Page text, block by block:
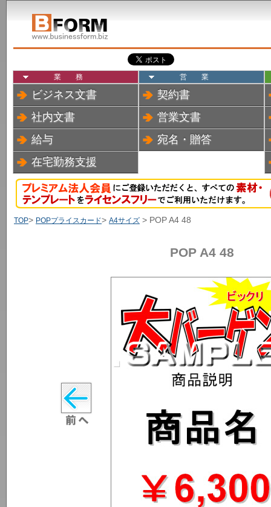
業務
ビジネス文書
社内文書
給与
在宅勤務支援
営業
契約書
営業文書
宛名・贈答
TOP> POPプライスカード> A4サイズ > POP A4 48
POP A4 48